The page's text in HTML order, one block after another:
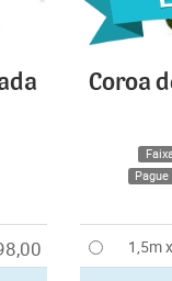
Coroa
1,5m